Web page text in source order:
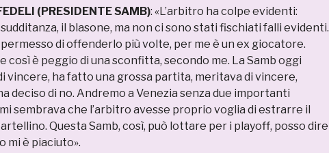
(PRESIDENTE SAMB): «L’arbitro ha colpe evidenti:
il blasone, ma non ci sono stati fischiati falli evidenti.
permesso di offenderlo più volte, per me è un ex giocatore.
così è peggio di una sconfitta, secondo me. La Samb oggi
vincere, ha fatto una grossa partita, meritava di vincere,
deciso di no. Andremo a Venezia senza due importanti
sembrava che l’arbitro avesse proprio voglia di estrarre il
Questa Samb, così, può lottare per i playoff, posso dire
mi è piaciuto».